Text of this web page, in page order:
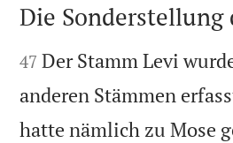

Die Sonderstellung

47 Der Stamm Levi
anderen Stämmen
hatte nämlich zu Mose